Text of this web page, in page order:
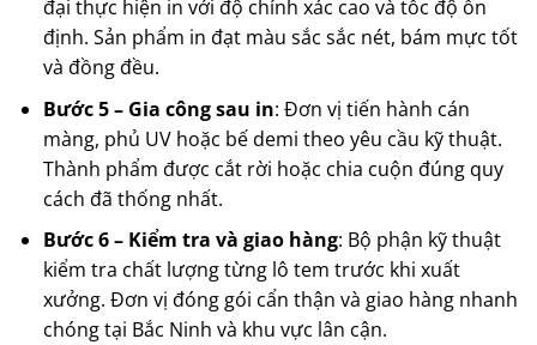
đại thực hiện in với độ chính xác cao và tốc độ ổn
định. Sản phẩm in đạt màu sắc sắc nét, bám mực tốt
và đồng đều.
Bước 5 – Gia công sau in: Đơn vị tiến hành cán
màng, phủ UV hoặc bế demi theo yêu cầu kỹ thuật.
Thành phẩm được cắt rời hoặc chia cuộn đúng quy
cách đã thống nhất.
Bước 6 – Kiểm tra và giao hàng: Bộ phận kỹ thuật
kiểm tra chất lượng từng lô tem trước khi xuất
xưởng. Đơn vị đóng gói cẩn thận và giao hàng nhanh
chóng tại Bắc Ninh và khu vực lân cận.